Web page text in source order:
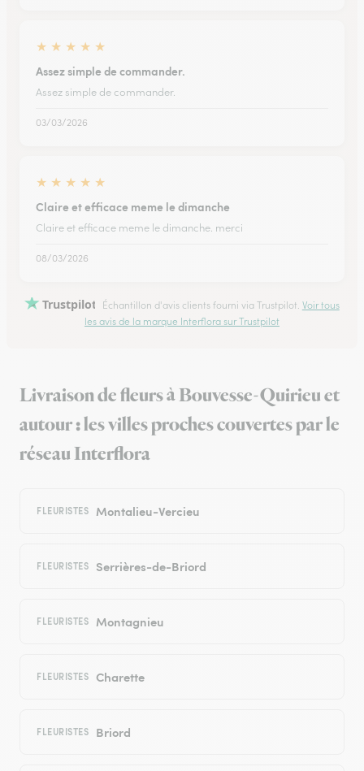
★ ★ ★ ★ ★
Assez simple de commander.
Assez simple de commander.
03/03/2026
★ ★ ★ ★ ★
Claire et efficace meme le dimanche
Claire et efficace meme le dimanche. merci
08/03/2026
Trustpilot Échantillon d'avis clients fourni via Trustpilot. Voir tous
les avis de la marque Interflora sur Trustpilot
Livraison de fleurs à Bouvesse-Quirieu et
autour : les villes proches couvertes par le
réseau Interflora
FLEURISTES Montalieu-Vercieu
FLEURISTES Serrières-de-Briord
FLEURISTES Montagnieu
FLEURISTES Charette
FLEURISTES Briord